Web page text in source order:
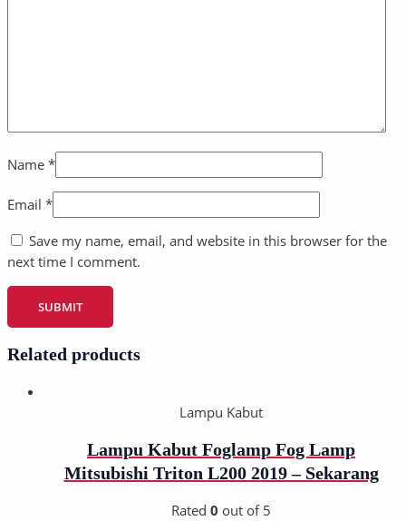
Name *
Email *
Save my name, email, and website in this browser for the
next time I comment.
Related products
Lampu Kabut
Lampu Kabut Foglamp Fog Lamp
Mitsubishi Triton L200 2019 – Sekarang
Rated 0 out of 5